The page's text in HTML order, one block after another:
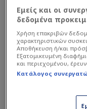
21 Daisuke
18 Jesper
Αμυντικός
Jefferson
Η υπηρεσία δεν
Εμείς και οι
δεδομένα
Χρήση επακριβών
χαρακτηριστικών
Αποθήκευση ή/και
Εξατομικευμένη
και περιεχομένου,
Κατάλογος